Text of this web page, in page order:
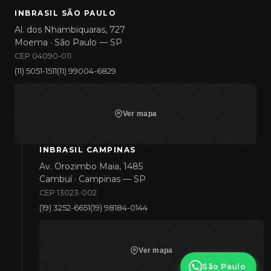
INBRASIL SÃO PAULO
Al. dos Nhambiquaras, 727
Moema · São Paulo — SP
CEP 04090-011
(11) 5051-1511(11) 99004-6829
Ver mapa
INBRASIL CAMPINAS
Av. Orozimbo Maia, 1485
Cambuí · Campinas — SP
CEP 13023-002
(19) 3252-6651(19) 98184-0144
Ver mapa
São Paulo